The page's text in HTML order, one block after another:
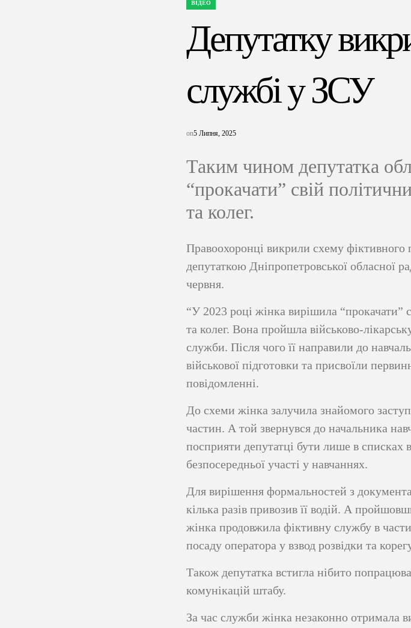
ОПУБЛІКУВАТИ
ВІДЕО
Депутатку
службі у ЗСУ
on5 Липня, 2025
Таким чином депутатка
“прокачати” свій
та колег.
Правоохоронці викрили схему фіктивного
депутаткою Дніпропетровської обласної
червня.
“У 2023 році жінка вирішила “прокачати”
та колег. Вона пройшла військово-
служби. Після чого її направили до
військової підготовки та присвоїли
повідомленні.
До схеми жінка залучила знайомого
частин. А той звернувся до начальника
посприяти депутатці бути лише в списках
безпосередньої участі у навчаннях.
Для вирішення формальностей з
кілька разів привозив її водій. А
жінка продовжила фіктивну службу в
посаду оператора у взвод розвідки та
Також депутатка встигла нібито
комунікацій штабу.
За час служби жінка незаконно отримала